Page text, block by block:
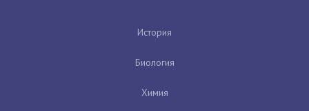
История
Биология
Химия